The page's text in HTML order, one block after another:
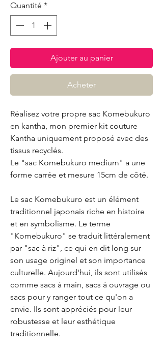
Quantité *
Ajouter au panier
Acheter
Réalisez votre propre sac Komebukuro
en kantha, mon premier kit couture
Kantha uniquement proposé avec des
tissus recyclés.
Le "sac Komebukuro medium" a une
forme carrée et mesure 15cm de côté.
Le sac Komebukuro est un élément
traditionnel japonais riche en histoire
et en symbolisme. Le terme
"Komebukuro" se traduit littéralement
par "sac à riz", ce qui en dit long sur
son usage originel et son importance
culturelle. Aujourd'hui, ils sont utilisés
comme sacs à main, sacs à ouvrage ou
sacs pour y ranger tout ce qu'on a
envie. Ils sont appréciés pour leur
robustesse et leur esthétique
traditionnelle.